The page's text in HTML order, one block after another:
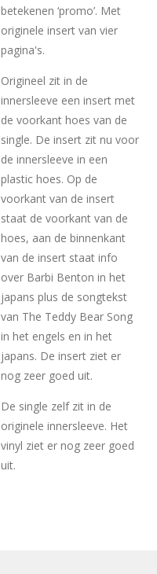
betekenen ‘promo’. Met
originele insert van vier
pagina's.
Origineel zit in de
innersleeve een insert met
de voorkant hoes van de
single. De insert zit nu voor
de innersleeve in een
plastic hoes. Op de
voorkant van de insert
staat de voorkant van de
hoes, aan de binnenkant
van de insert staat info
over Barbi Benton in het
japans plus de songtekst
van The Teddy Bear Song
in het engels en in het
japans. De insert ziet er
nog zeer goed uit.
De single zelf zit in de
originele innersleeve. Het
vinyl ziet er nog zeer goed
uit.